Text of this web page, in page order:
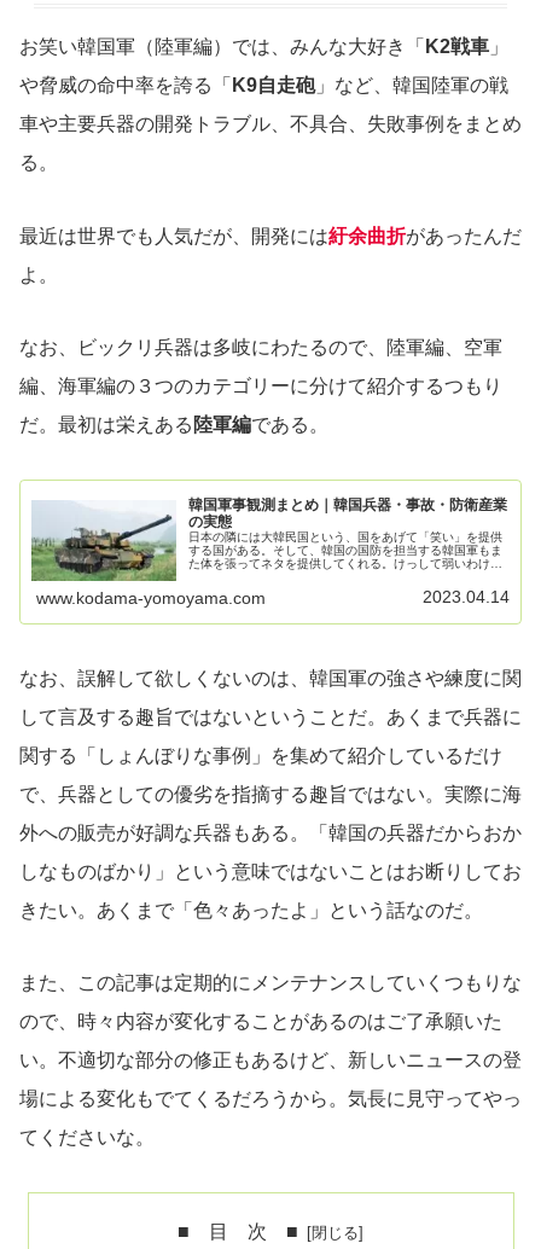
お笑い韓国軍（陸軍編）では、みんな大好き「 K2戦車 」
や脅威の命中率を誇る「 K9自走砲」など、韓国陸軍の戦
車や主要兵器の開発トラブル、不具合、失敗事例をまとめ
る。
最近は世界でも人気だが、開発には紆余曲折があったんだ
よ。
なお、ビックリ兵器は多岐にわたるので、陸軍編、空軍
編、海軍編の３つのカテゴリーに分けて紹介するつもり
だ。最初は栄えある 陸軍編である。
韓国軍事観測まとめ｜韓国兵器・事故・防衛産業
の実態
日本の隣には大韓民国という、国をあげて「笑い」を提供
する国がある。そして、韓国の国防を担当する韓国軍もま
た体を張ってネタを提供してくれる。けっして弱いわけで
ほえましい話題が多い。このブログでは、そんな韓国軍に
敬意を表して「ほほえましいエピソード」を中心に記事に
www.kodama-yomoyama.com 2023.04.14
なお、誤解して欲しくないのは、韓国軍の強さや練度に関
して言及する趣旨ではないということだ。あくまで兵器に
関する「しょんぼりな事例」を集めて紹介しているだけ
で、兵器としての優劣を指摘する趣旨ではない。実際に海
外への販売が好調な兵器もある。「韓国の兵器だからおか
しなものばかり」という意味ではないことはお断りしてお
きたい。あくまで「色々あったよ」という話なのだ。
また、この記事は定期的にメンテナンスしていくつもりな
ので、時々内容が変化することがあるのはご了承願いた
い。不適切な部分の修正もあるけど、新しいニュースの登
場による変化もでてくるだろうから。気長に見守ってやっ
てくださいな。
■ 目 次 ■